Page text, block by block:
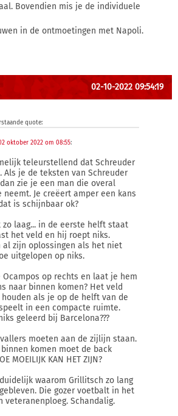
Bovendien mis je de individuele
in de ontmoetingen met Napoli.
02-10-2022 09:54:19
quote:
oktober 2022 om 08:55:
teleurstellend dat Schreuder
Als je de teksten van Schreuder
zie je een man die overal
neemt. Je creëert amper een kans
is schijnbaar ok?
laag... in de eerste helft staat
het veld en hij roept niks.
al zijn oplossingen als het niet
uitgelopen op niks.
Ocampos op rechts en laat je hem
naar binnen komen? Het veld
als je op de helft van de
in een compacte ruimte.
geleerd bij Barcelona???
moeten aan de zijlijn staan.
binnen komen moet de back
MOEILIJK KAN HET ZIJN?
waarom Grillitsch zo lang
Die gozer voetbalt in het
veteranenploeg. Schandalig.